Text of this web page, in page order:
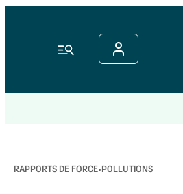
Menu
RAPPORTS DE FORCE·POLLUTIONS